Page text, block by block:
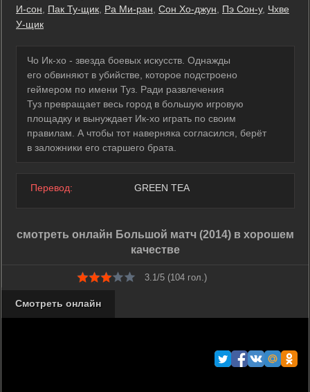
И-сон
Пак Ту-щик Ра Ми-ран Сон Хо-джун Пэ Сон-у, Чхве
У-щик
Чо Ик-хо - звезда боевых искусств. Однажды
его обвиняют в убийстве, которое подстроено
геймером по имени Туз. Ради развлечения
Туз превращает весь город в большую игровую
площадку и вынуждает Ик-хо играть по своим
правилам. А чтобы тот наверняка согласился, берёт
в заложники его старшего брата.
Перевод: GREEN TEA
смотреть онлайн Большой матч (2014) в хорошем
качестве
3.1/5 (104гол.)
Смотреть онлайн